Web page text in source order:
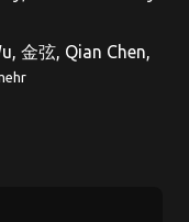
金弦, Qian Chen,